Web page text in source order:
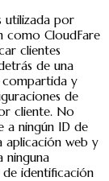
utilizada por
como CloudFare
clientes
de una
y
de
cliente. No
a ningún ID de
aplicación web y
ninguna
identificación